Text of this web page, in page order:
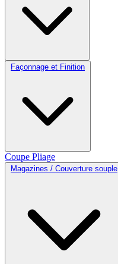
Façonnage et Finition
Coupe Pliage
Magazines / Couverture souple